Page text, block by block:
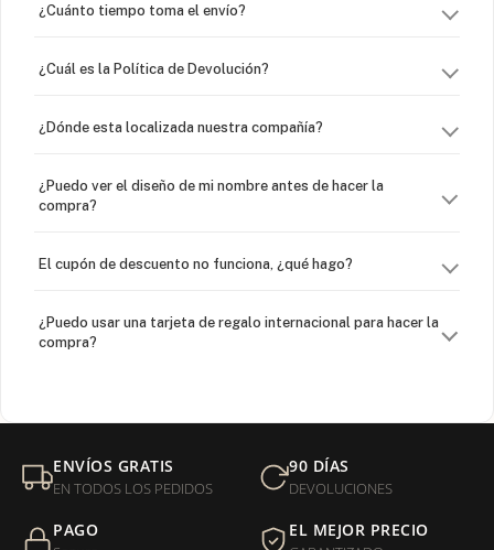
¿Cuánto tiempo toma el envío?
¿Cuál es la Política de Devolución?
¿Dónde esta localizada nuestra compañía?
¿Puedo ver el diseño de mi nombre antes de hacer la
compra?
El cupón de descuento no funciona, ¿qué hago?
¿Puedo usar una tarjeta de regalo internacional para hacer la
compra?
Mi orden fue devuelta por USPS, ¿qué hago para que sea
entregada?
¿Sus productos son libres de níquel?
ENVÍOS GRATIS
EN TODOS LOS PEDIDOS
90 DÍAS
DEVOLUCIONES
PAGO EL MEJOR PRECIO